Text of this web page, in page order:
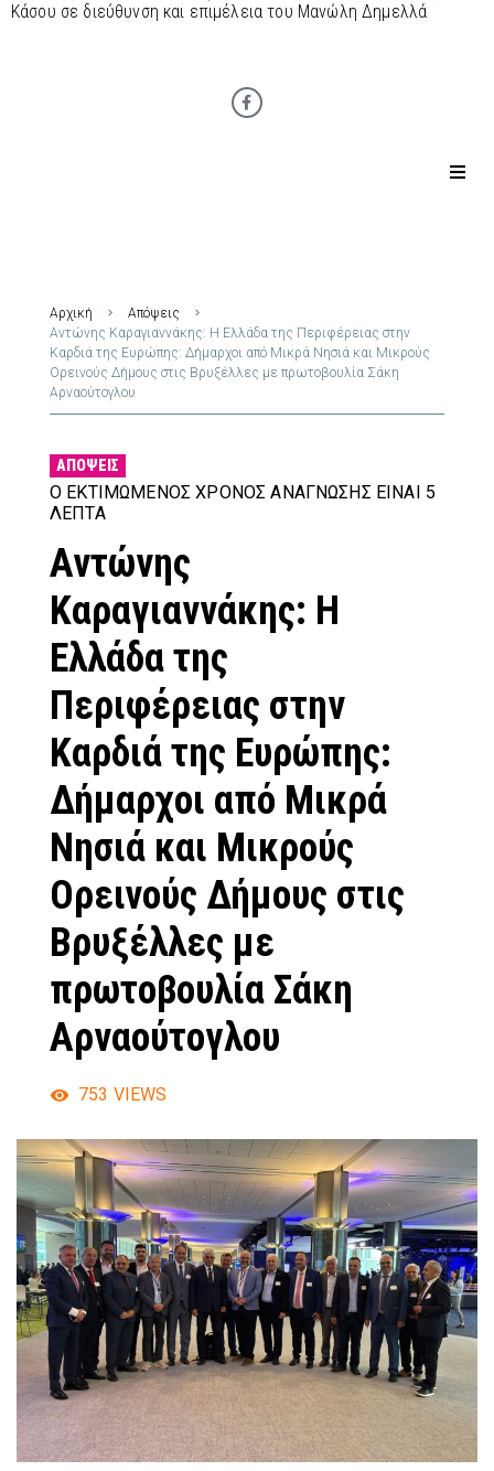
Κάσου σε διεύθυνση και επιμέλεια του Μανώλη Δημελλά
Αρχική
Απόψεις
Αντώνης Καραγιαννάκης: Η Ελλάδα της Περιφέρειας στην
Καρδιά της Ευρώπης: Δήμαρχοι από Μικρά Νησιά και Μικρούς
Ορεινούς Δήμους στις Βρυξέλλες με πρωτοβουλία Σάκη
Αρναούτογλου
ΑΠΌΨΕΙΣ
Ο ΕΚΤΙΜΏΜΕΝΟΣ ΧΡΌΝΟΣ ΑΝΆΓΝΩΣΗΣ ΕΊΝΑΙ 5
ΛΕΠΤΆ
Αντώνης
Καραγιαννάκης: Η
Ελλάδα της
Περιφέρειας στην
Καρδιά της Ευρώπης:
Δήμαρχοι από Μικρά
Νησιά και Μικρούς
Ορεινούς Δήμους στις
Βρυξέλλες με
πρωτοβουλία Σάκη
Αρναούτογλου
753 VIEWS